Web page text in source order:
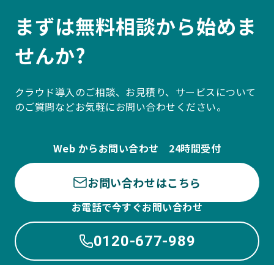
まずは無料相談から始めま
せんか?
クラウド導入のご相談、お見積り、サービスについて
のご質問などお気軽にお問い合わせください。
Web からお問い合わせ 24時間受付
お問い合わせはこちら
お電話で今すぐお問い合わせ
0120-677-989